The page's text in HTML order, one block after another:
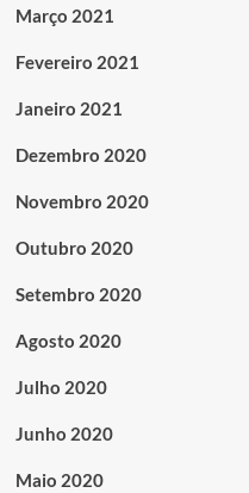
Março 2021
Fevereiro 2021
Janeiro 2021
Dezembro 2020
Novembro 2020
Outubro 2020
Setembro 2020
Agosto 2020
Julho 2020
Junho 2020
Maio 2020